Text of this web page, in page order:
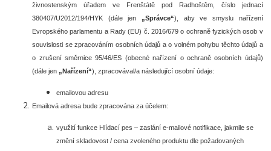
živnostenským úřadem ve Frenštátě pod Radhoštěm, číslo jednací
380407/U2012/194/HYK (dále jen„Správce“), aby ve smyslu nařízení
Evropského parlamentu a Rady (EU) č. 2016/679 o ochraně fyzických osob v
souvislosti se zpracováním osobních údajů a o volném pohybu těchto údajů a
o zrušení směrnice 95/46/ES (obecné nařízení o ochraně osobních údajů)
(dále jen„Nařízení“), zpracovával/a následující osobní údaje:
emailovou adresu
Emailová adresa bude zpracována za účelem:
využití funkce Hlídací pes – zaslání e-mailové notifikace, jakmile se
změní skladovost / cena zvoleného produktu dle požadovaných